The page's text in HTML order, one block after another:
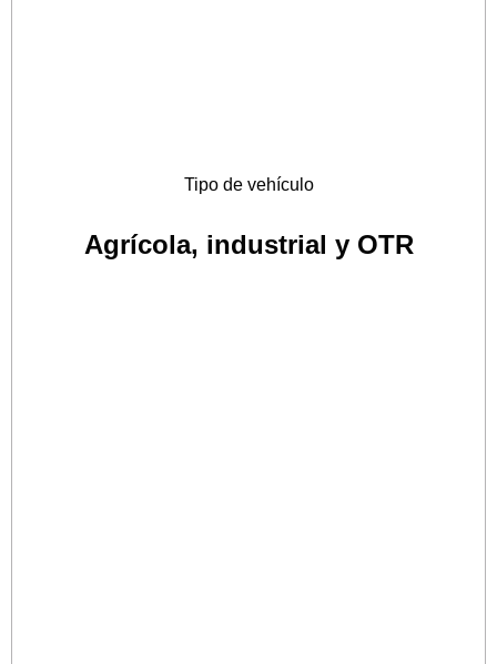
Tipo de vehículo
Agrícola, industrial y OTR